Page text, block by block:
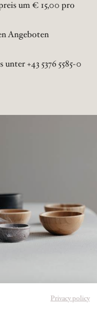
um € 15,00 pro
Angeboten
+43 5376 5585-0
Privacy policy